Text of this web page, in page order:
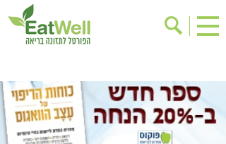
בישול בריא
אינדקס עסקים
ריפוי ומניעת מחלות
בריאות האישה